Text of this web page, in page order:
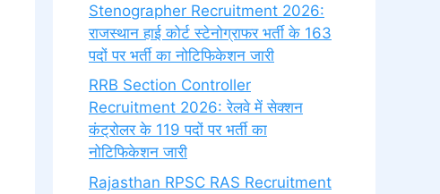
Stenographer Recruitment 2026:
राजस्थान हाई कोर्ट स्टेनोग्राफर भर्ती के 163
पदों पर भर्ती का नोटिफिकेशन जारी
RRB Section Controller
Recruitment 2026: रेलवे में सेक्शन
कंट्रोलर के 119 पदों पर भर्ती का
नोटिफिकेशन जारी
Rajasthan RPSC RAS Recruitment